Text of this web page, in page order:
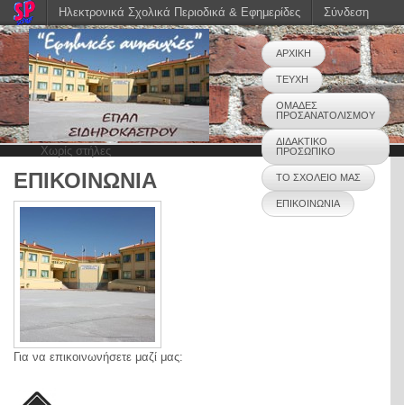
ΑΡΧΙΚΗ
ΤΕΥΧΗ
ΟΜΑΔΕΣ
ΠΡΟΣΑΝΑΤΟΛΙΣΜΟΥ
ΔΙΔΑΚΤΙΚΟ
ΠΡΟΣΩΠΙΚΟ
ΤΟ ΣΧΟΛΕΙΟ ΜΑΣ
ΕΠΙΚΟΙΝΩΝΙΑ
Χωρίς στήλες
ΕΠΙΚΟΙΝΩΝΙΑ
Για να επικοινωνήσετε μαζί μας:
Ηλεκτρονικά Σχολικά Περιοδικά & Εφημερίδες Σύνδεση